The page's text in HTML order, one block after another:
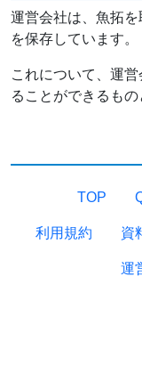
運営会社は、魚拓
を保存しています。
これについて、運
ることができるもの
TOP
利用規約 資
運